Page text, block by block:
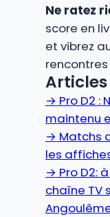
Ne ratez
score en
et vibrez
→ Pro D2 :
maintenu
→ Matchs
les
→ Pro D2:
chaîne TV